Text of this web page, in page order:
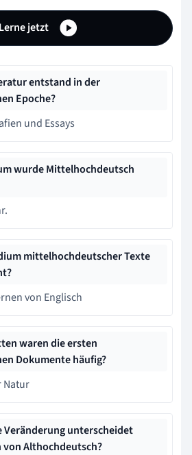
Lerne jetzt
entstand in der
Epoche?
und Essays
wurde Mittelhochdeutsch
mittelhochdeutscher Texte
von Englisch
waren die ersten
Dokumente häufig?
Natur
Veränderung unterscheidet
Althochdeutsch?